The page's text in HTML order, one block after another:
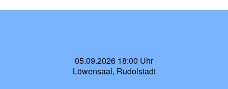
05.09.2026 18:00 Uhr
Löwensaal, Rudolstadt